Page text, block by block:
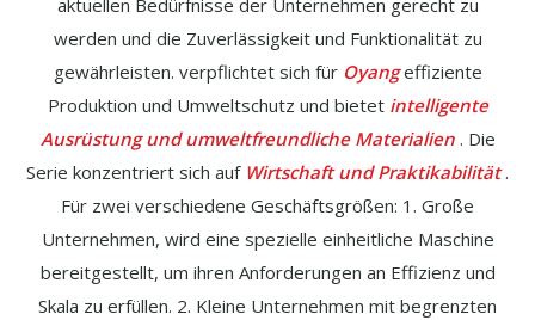
aktuellen Bedürfnisse der Unternehmen gerecht zu
werden und die Zuverlässigkeit und Funktionalität zu
gewährleisten. verpflichtet sich für Oyangeffiziente
Produktion und Umweltschutz und bietet intelligente
Ausrüstung und umweltfreundliche Materialien . Die
Serie konzentriert sich auf Wirtschaft und Praktikabilität.
Für zwei verschiedene Geschäftsgrößen: 1. Große
Unternehmen, wird eine spezielle einheitliche Maschine
bereitgestellt, um ihren Anforderungen an Effizienz und
Skala zu erfüllen. 2. Kleine Unternehmen mit begrenzten